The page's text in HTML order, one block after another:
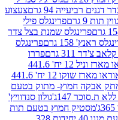
94 גרם
צעצוע
פרינגלס פילי
שמנת בצל צדר
פרינגלס
פררו
אוראו מארז וניל 12 יח' 441.6
אוראו מארז שוקו 12 יח' 441.6
מתוק בטעם
גולון סנדוויץ'
חמוץ בטעם תות